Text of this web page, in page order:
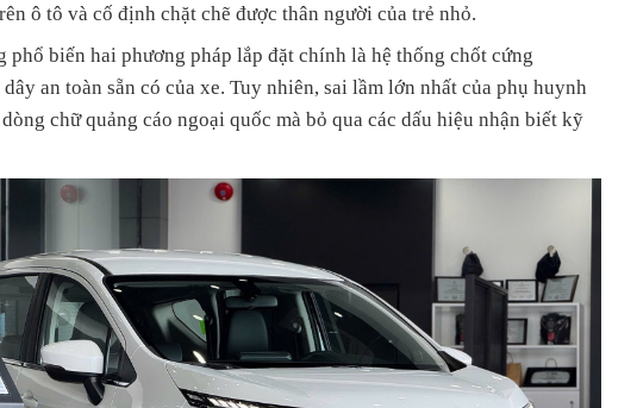
ô tô và cố định chặt chẽ được thân người của trẻ nhỏ.
phổ biến hai phương pháp lắp đặt chính là hệ thống chốt cứng
an toàn sẵn có của xe. Tuy nhiên, sai lầm lớn nhất của phụ huynh
chữ quảng cáo ngoại quốc mà bỏ qua các dấu hiệu nhận biết kỹ